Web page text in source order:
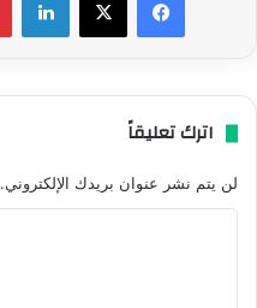
اترك تعليقاً
لن يتم نشر عنوان بريدك الإلكتروني.